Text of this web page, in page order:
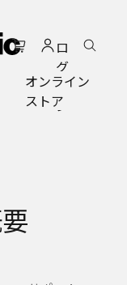
ロ
グ
イ
ン
オンライン
ストア